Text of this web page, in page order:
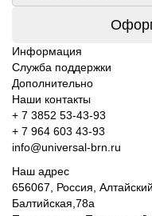
Информация
Служба поддержки
Дополнительно
Наши контакты
+ 7 3852 53-43-93
+ 7 964 603 43-93
info@universal-brn.ru
Наш адрес
656067, Россия,
Балтийская,78а